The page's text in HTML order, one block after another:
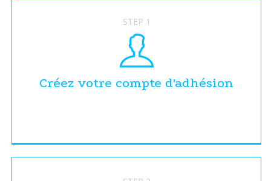
STEP 1
Créez votre compte d'adhésion